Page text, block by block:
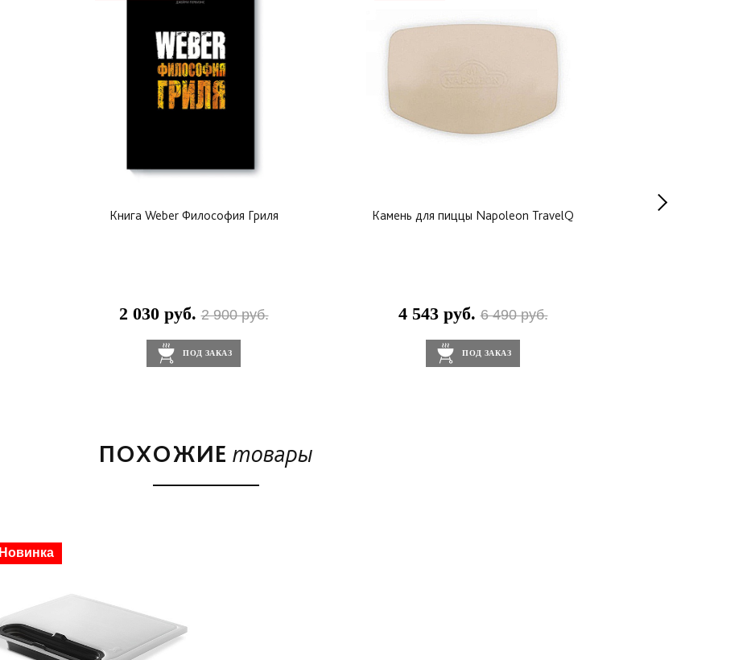
Книга Weber Философия Гриля
2 030 руб.2 900 руб.
ПОД ЗАКАЗ
Камень для пиццы Napoleon TravelQ
4 543 руб.6 490 руб.
ПОД ЗАКАЗ
Пекарский
ПОХОЖИЕ товары
Новинка